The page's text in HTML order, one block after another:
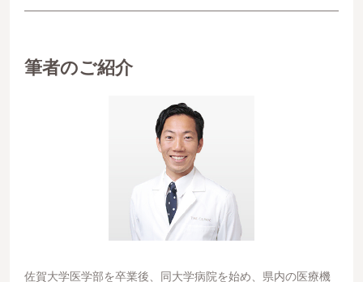
筆者のご紹介
佐賀大学医学部を卒業後、同大学病院を始め、県内の医療機